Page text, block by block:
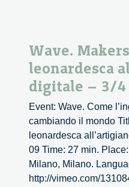
Wave.
leonardesca
digitale – 3/4
Event: Wave. Come
cambiando il mondo
leonardesca
09 Time: 27 min.
Milano, Milano.
http://vimeo.com/